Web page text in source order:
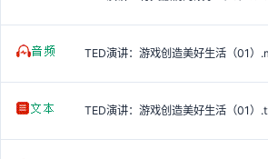
TED演讲：游戏创造美好生活（01）
TED演讲：游戏创造美好生活（01）